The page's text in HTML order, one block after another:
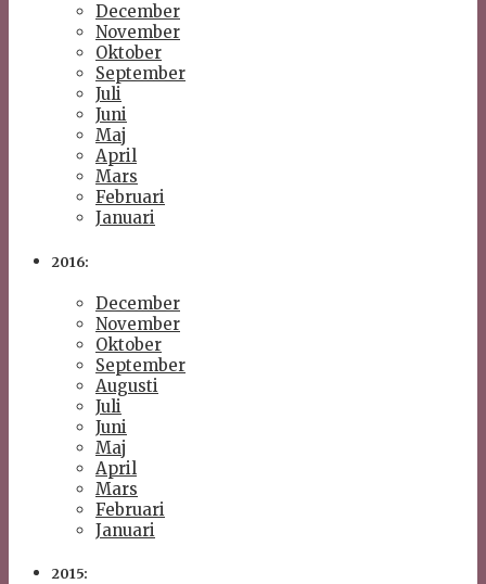
December
November
Oktober
September
Juli
Juni
Maj
April
Mars
Februari
Januari
2016:
December
November
Oktober
September
Augusti
Juli
Juni
Maj
April
Mars
Februari
Januari
2015: